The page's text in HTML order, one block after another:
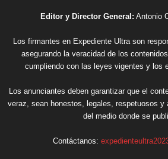
Editor y Director General: Antonio
Los firmantes en Expediente Ultra son
asegurando la veracidad de los
cumpliendo con las leyes vigentes y los
Los anunciantes deben garantizar que el
veraz, sean honestos, legales, respetuosos y
del medio donde se
Contáctanos: